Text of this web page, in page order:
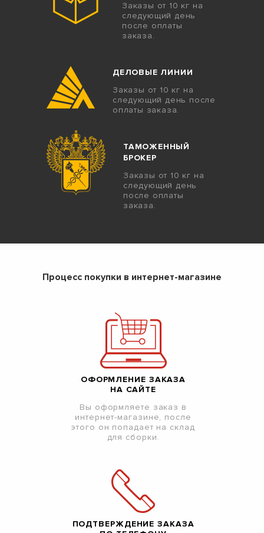
Заказы от 10 кг на
следующий день
после оплаты
заказа.
ДЕЛОВЫЕ ЛИНИИ
Заказы от 10 кг на
следующий день после
оплаты заказа.
ТАМОЖЕННЫЙ
БРОКЕР
Заказы от 10 кг на
следующий день
после оплаты
заказа.
Процесс покупки в интернет-магазине
ОФОРМЛЕНИЕ ЗАКАЗА
НА САЙТЕ
Вы оформляете заказ в
интернет-магазине, после
этого он попадает на склад
для сборки.
ПОДТВЕРЖДЕНИЕ ЗАКАЗА